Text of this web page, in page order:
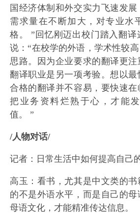
国经济体制和外交实力飞速发
需求量在不断加大，对专业水
格。 ”回忆刚迈出校门踏入翻译
说：“在校学的外语，学术性较
思路。因为企业要求的翻译更
翻译职业是另一项考验。想以最
合格的翻译并不容易，要快速在
把业务资料烂熟于心，才能
值。 ”
/人物对话/
记者：日常生活中如何提高自己
高玉：看书，尤其是中文类的
的不是外语水平，而是自己的
母语文化，才能精准传达信息。